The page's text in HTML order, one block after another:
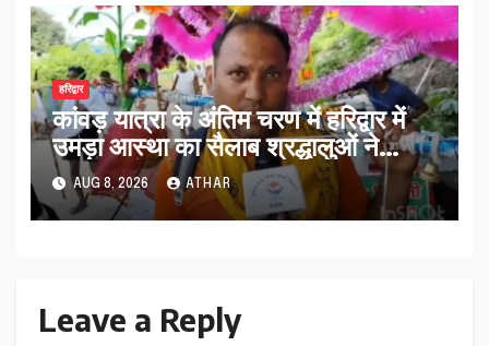
हरिद्वार
कांवड़ यात्रा के अंतिम चरण में हरिद्वार में
उमड़ा आस्था का सैलाब श्रद्धालुओं ने
व्यवस्थाओं को सराहा…
AUG 8, 2026 ATHAR
Leave a Reply